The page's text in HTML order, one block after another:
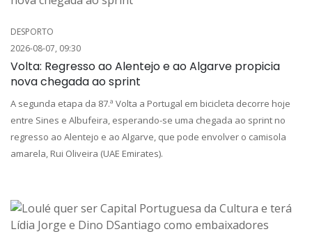
DESPORTO
2026-08-07, 09:30
Volta: Regresso ao Alentejo e ao Algarve propicia
nova chegada ao sprint
A segunda etapa da 87.ª Volta a Portugal em bicicleta decorre hoje
entre Sines e Albufeira, esperando-se uma chegada ao sprint no
regresso ao Alentejo e ao Algarve, que pode envolver o camisola
amarela, Rui Oliveira (UAE Emirates).